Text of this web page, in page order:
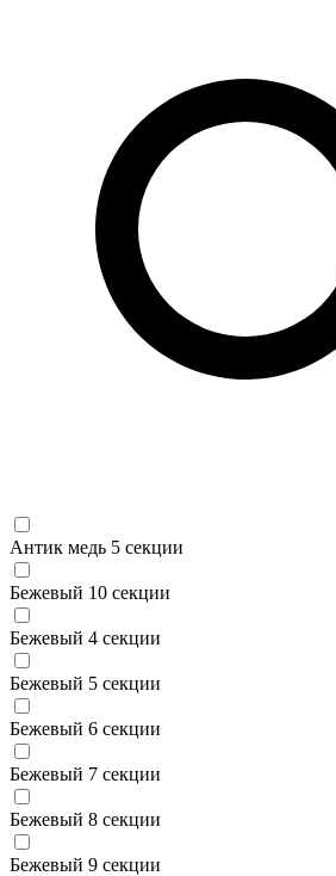
Антик медь 5 секции
Бежевый 10 секции
Бежевый 4 секции
Бежевый 5 секции
Бежевый 6 секции
Бежевый 7 секции
Бежевый 8 секции
Бежевый 9 секции